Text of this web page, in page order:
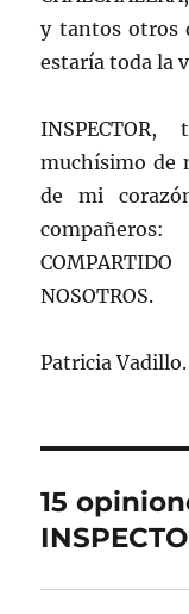
y tantos otros
estaría toda la
muchísimo de
de mi
NOSOTROS.
Patricia Vadillo.
15